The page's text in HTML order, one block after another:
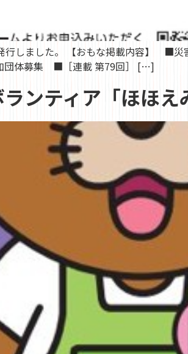
行しました。 【おもな掲載内容】
団体募集 ■［連載 第79回］ […]
ンティア「ほほえ